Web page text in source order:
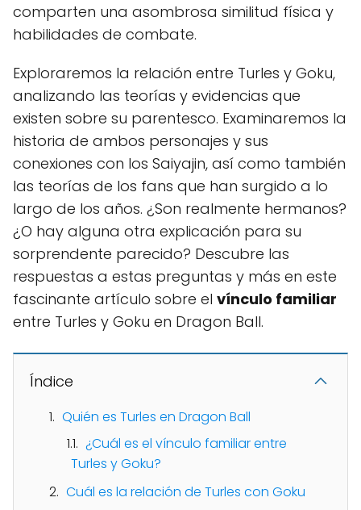
comparten una asombrosa similitud física y
habilidades de combate.
Exploraremos la relación entre Turles y Goku,
analizando las teorías y evidencias que
existen sobre su parentesco. Examinaremos la
historia de ambos personajes y sus
conexiones con los Saiyajin, así como también
las teorías de los fans que han surgido a lo
largo de los años. ¿Son realmente hermanos?
¿O hay alguna otra explicación para su
sorprendente parecido? Descubre las
respuestas a estas preguntas y más en este
fascinante artículo sobre el vínculo familiar
entre Turles y Goku en Dragon Ball.
Índice
Quién es Turles en Dragon Ball
¿Cuál es el vínculo familiar entre
Turles y Goku?
Cuál es la relación de Turles con Goku